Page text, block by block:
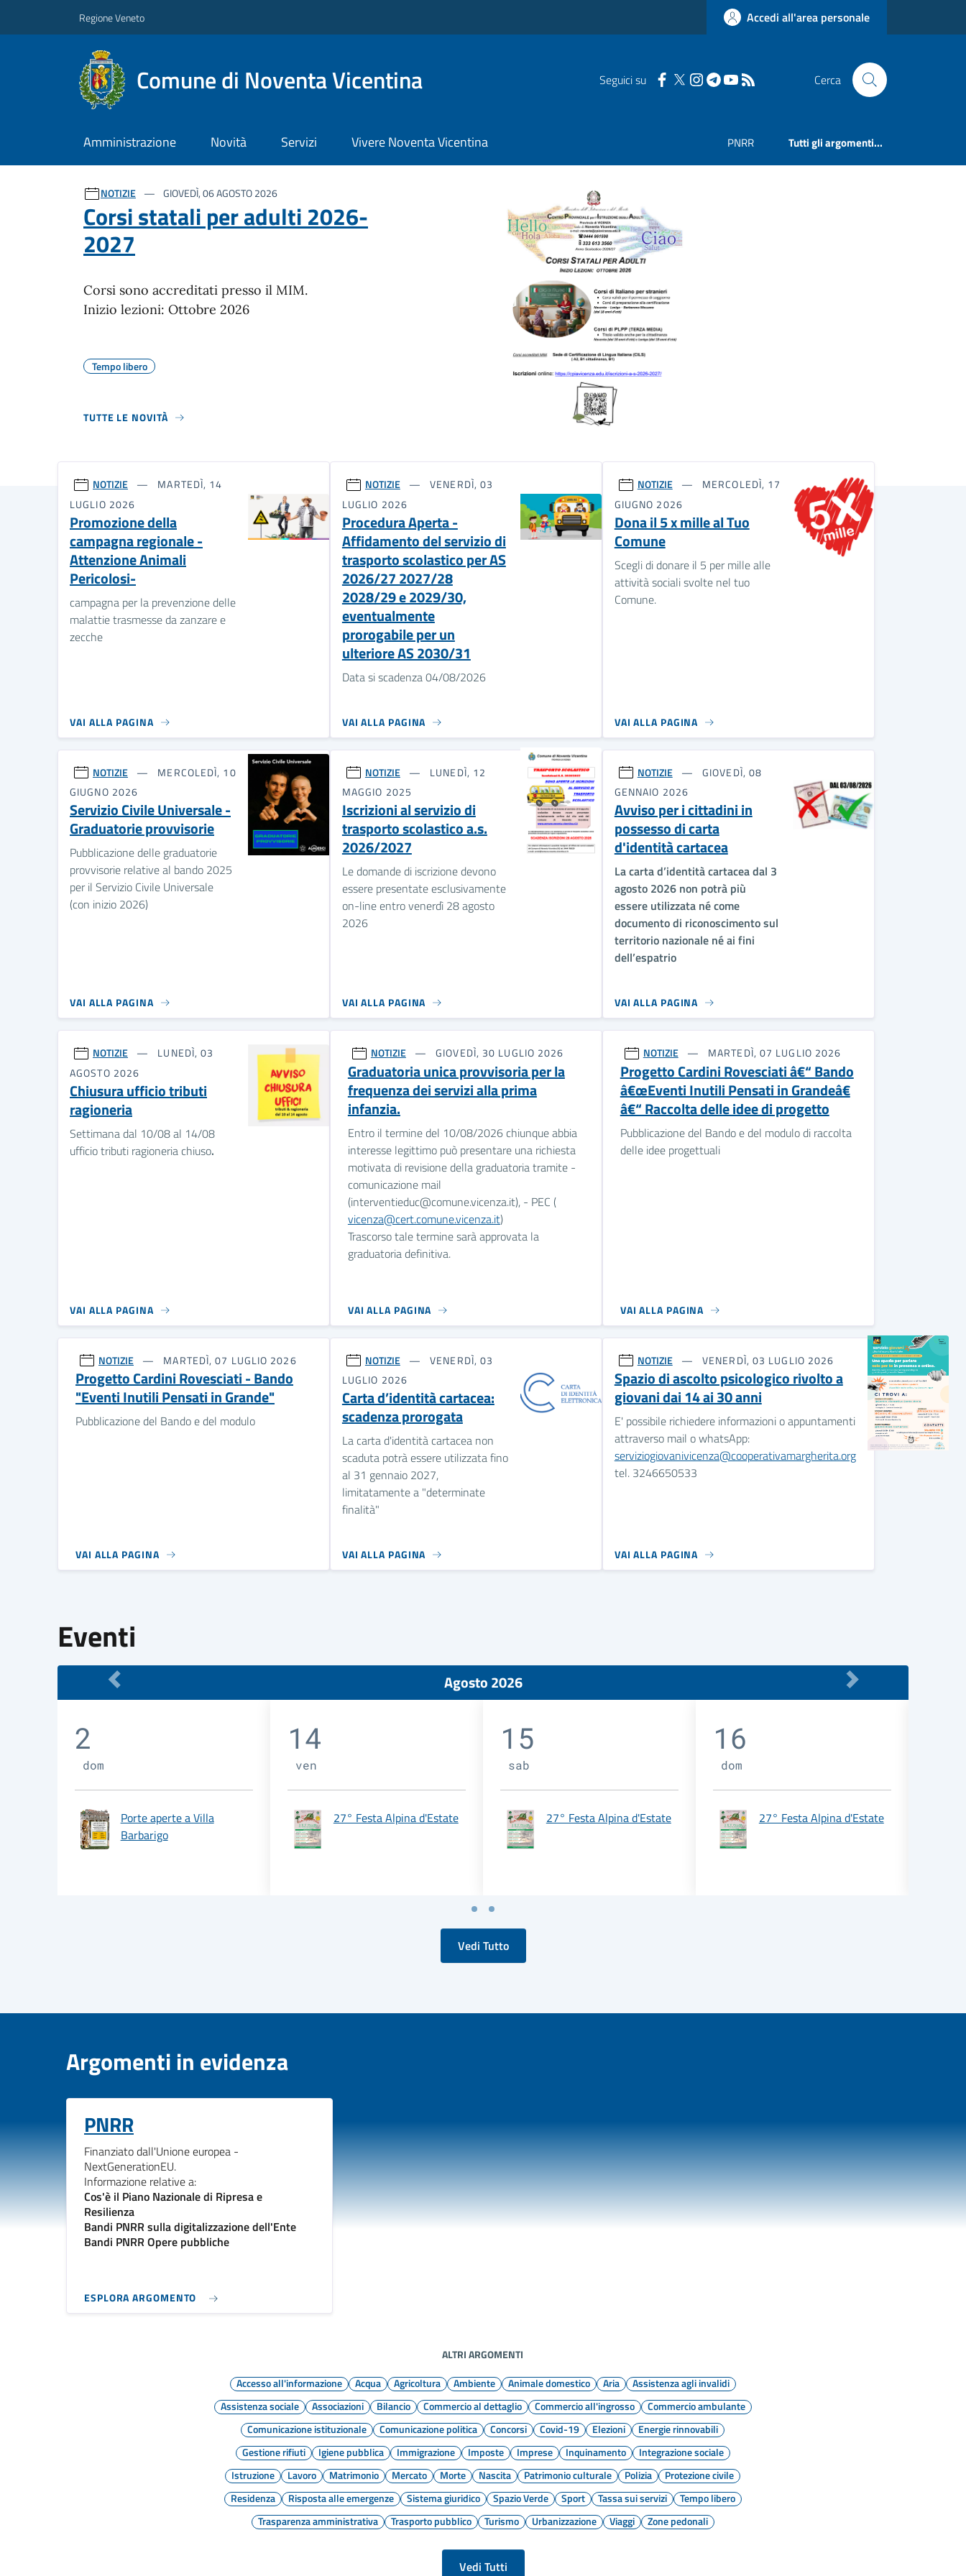
Regione Veneto Accedi all'area personale
Comune di Noventa Vicentina Seguici su Cerca
Amministrazione Novità Servizi Vivere Noventa Vicentina PNRR Tutti gli argomenti...
Ultime notizie
NOTIZIE GIOVEDÌ, 06 AGOSTO 2026
Corsi statali per adulti 2026-
2027
Corsi sono accreditati presso il MIM.
Inizio lezioni: Ottobre 2026
Tempo libero
TUTTE LE NOVITÀ
NOTIZIE
MARTEDÌ, 14
LUGLIO 2026
Promozione della
campagna regionale -
Attenzione Animali
Pericolosi-
campagna per la prevenzione delle
malattie trasmesse da zanzare e
zecche
VAI ALLA PAGINA
NOTIZIE
VENERDÌ, 03
LUGLIO 2026
Procedura Aperta -
Affidamento del servizio di
trasporto scolastico per AS
2026/27 2027/28
2028/29 e 2029/30,
eventualmente
prorogabile per un
ulteriore AS 2030/31
Data si scadenza 04/08/2026
VAI ALLA PAGINA
NOTIZIE
MERCOLEDÌ, 17
GIUGNO 2026
Dona il 5 x mille al Tuo
Comune
Scegli di donare il 5 per mille alle
attività sociali svolte nel tuo
Comune.
VAI ALLA PAGINA
NOTIZIE
MERCOLEDÌ, 10
GIUGNO 2026
Servizio Civile Universale -
Graduatorie provvisorie
Pubblicazione delle graduatorie
provvisorie relative al bando 2025
per il Servizio Civile Universale
(con inizio 2026)
VAI ALLA PAGINA
NOTIZIE
LUNEDÌ, 12
MAGGIO 2025
Iscrizioni al servizio di
trasporto scolastico a.s.
2026/2027
Le domande di iscrizione devono
essere presentate esclusivamente
on-line entro venerdì 28 agosto
2026
VAI ALLA PAGINA
NOTIZIE
GIOVEDÌ, 08
GENNAIO 2026
Avviso per i cittadini in
possesso di carta
d'identità cartacea
La carta d’identità cartacea dal 3
agosto 2026 non potrà più
essere utilizzata né come
documento di riconoscimento sul
territorio nazionale né ai fini
dell’espatrio
VAI ALLA PAGINA
NOTIZIE
LUNEDÌ, 03
AGOSTO 2026
Chiusura ufficio tributi
ragioneria
Settimana dal 10/08 al 14/08
ufficio tributi ragioneria chiuso.
VAI ALLA PAGINA
NOTIZIE GIOVEDÌ, 30 LUGLIO 2026
Graduatoria unica provvisoria per la
frequenza dei servizi alla prima
infanzia.
Entro il termine del 10/08/2026 chiunque abbia
interesse legittimo può presentare una richiesta
motivata di revisione della graduatoria tramite -
comunicazione mail
(interventieduc@comune.vicenza.it), - PEC (
vicenza@cert.comune.vicenza.it)
Trascorso tale termine sarà approvata la
graduatoria definitiva.
VAI ALLA PAGINA
NOTIZIE MARTEDÌ, 07 LUGLIO 2026
Progetto Cardini Rovesciati â€“ Bando
â€œEventi Inutili Pensati in Grandeâ€
â€“ Raccolta delle idee di progetto
Pubblicazione del Bando e del modulo di raccolta
delle idee progettuali
VAI ALLA PAGINA
NOTIZIE MARTEDÌ, 07 LUGLIO 2026
Progetto Cardini Rovesciati - Bando
"Eventi Inutili Pensati in Grande"
Pubblicazione del Bando e del modulo
VAI ALLA PAGINA
NOTIZIE
VENERDÌ, 03
LUGLIO 2026
Carta d’identità cartacea:
scadenza prorogata
La carta d'identità cartacea non
scaduta potrà essere utilizzata fino
al 31 gennaio 2027,
limitatamente a "determinate
finalità"
VAI ALLA PAGINA
NOTIZIE VENERDÌ, 03 LUGLIO 2026
Spazio di ascolto psicologico rivolto a
giovani dai 14 ai 30 anni
E' possibile richiedere informazioni o appuntamenti
attraverso mail o whatsApp:
serviziogiovanivicenza@cooperativamargherita.org
tel. 3246650533
VAI ALLA PAGINA
Eventi
Agosto 2026
2
dom
Porte aperte a Villa
Barbarigo
14
ven
27° Festa Alpina d'Estate
15
sab
27° Festa Alpina d'Estate
16
dom
27° Festa Alpina d'Estate
Vedi Tutto
Argomenti in evidenza
PNRR
Finanziato dall'Unione europea -
NextGenerationEU.
Informazione relative a:
Cos'è il Piano Nazionale di Ripresa e
Resilienza
Bandi PNRR sulla digitalizzazione dell'Ente
Bandi PNRR Opere pubbliche
ESPLORA ARGOMENTO
ALTRI ARGOMENTI
Accesso all'informazione
Acqua Agricoltura Ambiente Animale domestico Aria
Assistenza agli invalidi
Assistenza sociale
Associazioni Bilancio Commercio al dettaglio Commercio all'ingrosso
Commercio ambulante
Comunicazione istituzionale
Comunicazione politica Concorsi Covid-19 Elezioni
Energie rinnovabili
Gestione rifiuti
Igiene pubblica Immigrazione Imposte Imprese Inquinamento
Integrazione sociale
Istruzione
Lavoro Matrimonio Mercato Morte Nascita Patrimonio culturale Polizia
Protezione civile
Residenza
Risposta alle emergenze Sistema giuridico Spazio Verde Sport Tassa sui servizi
Tempo libero
Trasparenza amministrativa
Trasporto pubblico Turismo Urbanizzazione Viaggi Zone pedonali
Vedi Tutti